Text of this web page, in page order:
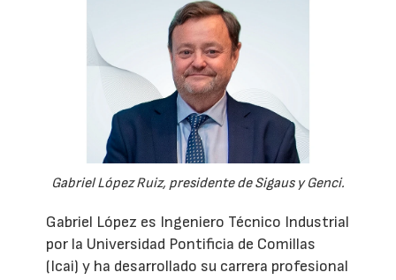
Gabriel López Ruiz, presidente de Sigaus y Genci.
Gabriel López es Ingeniero Técnico Industrial
por la Universidad Pontificia de Comillas
(Icai) y ha desarrollado su carrera profesional